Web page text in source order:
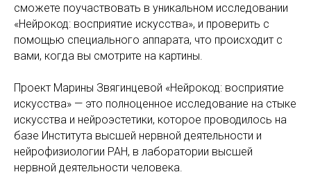
сможете поучаствовать в уникальном исследовании
«Нейрокод: восприятие искусства», и проверить с
помощью специального аппарата, что происходит с
вами, когда вы смотрите на картины.
Проект Марины Звягинцевой «Нейрокод: восприятие
искусства» — это полноценное исследование на стыке
искусства и нейроэстетики, которое проводилось на
базе Института высшей нервной деятельности и
нейрофизиологии РАН, в лаборатории высшей
нервной деятельности человека.